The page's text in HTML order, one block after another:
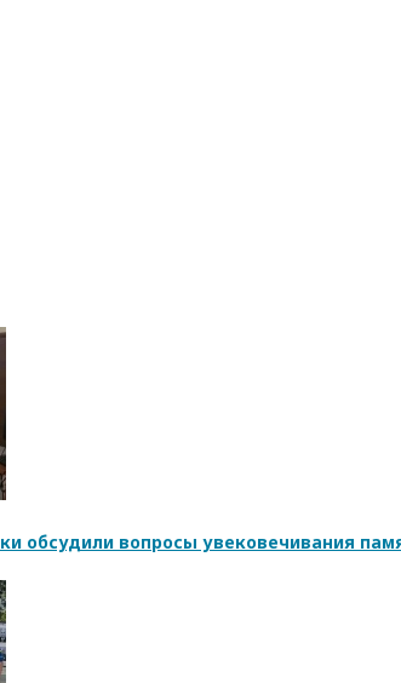
обсудили вопросы увековечивания